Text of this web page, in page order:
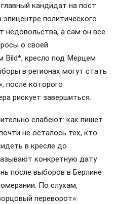
кандидат на пост
эпицентре политического
недовольства, а сам он все
о своей
Bild*, кресло под Мерцем
в регионах могут стать
после которого
рискует завершиться.
слабеют: как пишет
не осталось тех, кто
в кресле до
конкретную дату
после выборов в Берлине
По слухам,
переворот»: